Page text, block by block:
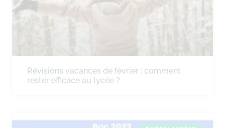
Révisions vacances de février : comment
rester efficace au lycée ?